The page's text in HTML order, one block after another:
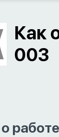
Как
003